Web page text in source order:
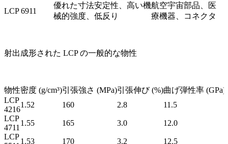
LCP 6911
優れた寸法安定性、高い機
械的強度、低反り
航空宇宙部品、医
療機器、コネクタ
射出成形された LCP の一般的な物性
物性密度 (g/cm³)引張強さ (MPa)引張伸び (%)曲げ弾性率 (GPa)
LCP
4216
1.52 160 2.8 11.5
LCP
4711
1.55 165 3.0 12.0
LCP
1.53 170 3.2 12.5